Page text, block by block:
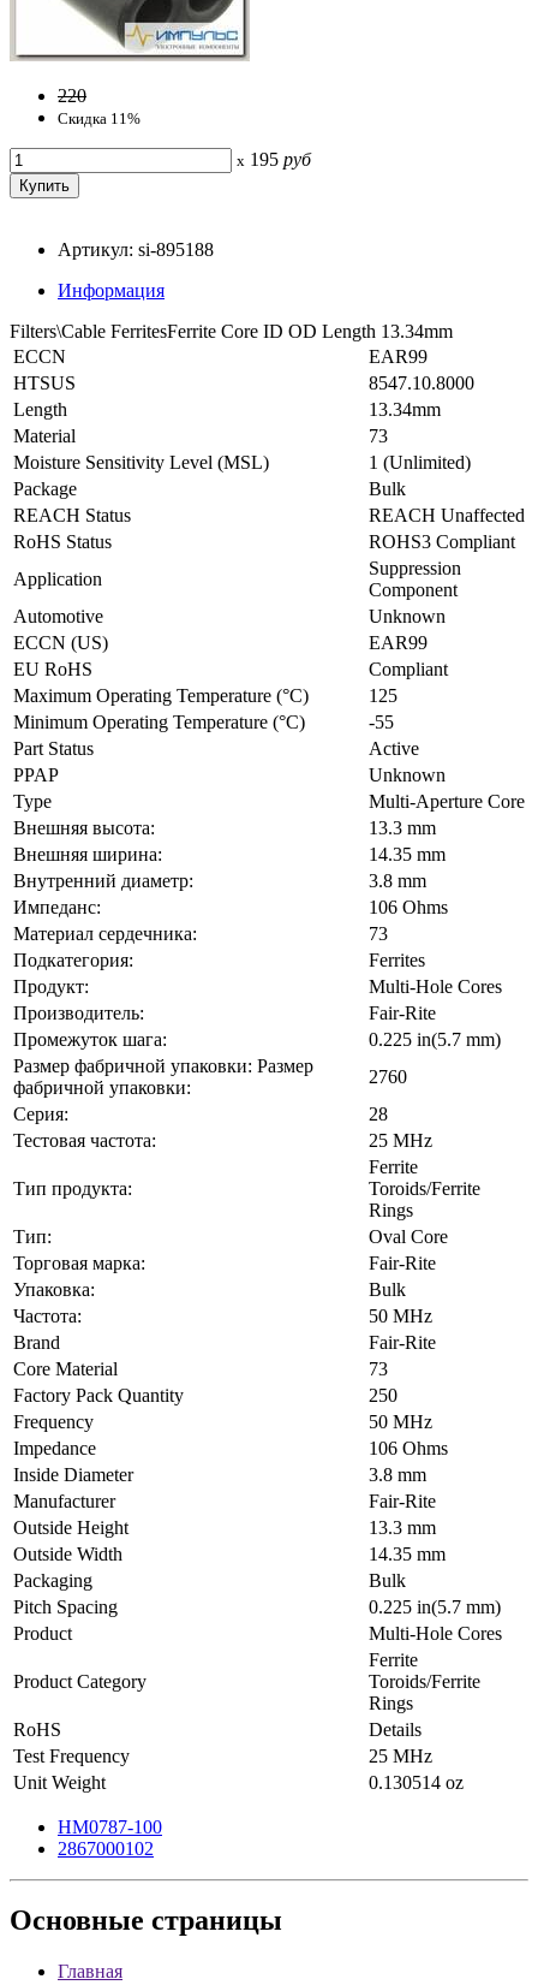
220
Скидка 11%
x 195 руб
Артикул: si-895188
Информация
Filters\Cable FerritesFerrite Core ID OD Length 13.34mm
ECCN
EAR99
HTSUS
8547.10.8000
Length
13.34mm
Material
73
Moisture Sensitivity Level (MSL)
1 (Unlimited)
Package
Bulk
REACH Status
REACH Unaffected
RoHS Status
ROHS3 Compliant
Application
Suppression
Component
Automotive
Unknown
ECCN (US)
EAR99
EU RoHS
Compliant
Maximum Operating Temperature (°C)
125
Minimum Operating Temperature (°C)
-55
Part Status
Active
PPAP
Unknown
Type
Multi-Aperture Core
Внешняя высота:
13.3 mm
Внешняя ширина:
14.35 mm
Внутренний диаметр:
3.8 mm
Импеданс:
106 Ohms
Материал сердечника:
73
Подкатегория:
Ferrites
Продукт:
Multi-Hole Cores
Производитель:
Fair-Rite
Промежуток шага:
0.225 in(5.7 mm)
Размер фабричной упаковки: Размер
фабричной упаковки:
2760
Серия:
28
Тестовая частота:
25 MHz
Тип продукта:
Ferrite
Toroids/Ferrite
Rings
Тип:
Oval Core
Торговая марка:
Fair-Rite
Упаковка:
Bulk
Частота:
50 MHz
Brand
Fair-Rite
Core Material
73
Factory Pack Quantity
250
Frequency
50 MHz
Impedance
106 Ohms
Inside Diameter
3.8 mm
Manufacturer
Fair-Rite
Outside Height
13.3 mm
Outside Width
14.35 mm
Packaging
Bulk
Pitch Spacing
0.225 in(5.7 mm)
Product
Multi-Hole Cores
Product Category
Ferrite
Toroids/Ferrite
Rings
RoHS
Details
Test Frequency
25 MHz
Unit Weight
0.130514 oz
HM0787-100
2867000102
Основные страницы
Главная